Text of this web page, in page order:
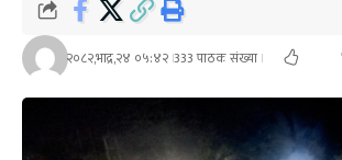
२०८२,भाद्र,२४ ०५:४२ 333 पाठक संख्या